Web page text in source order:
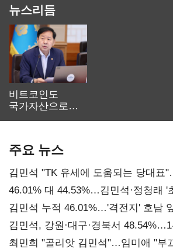
뉴스리듬
비트코인도
국가자산으로…'
주요 뉴스
김민석 "TK 유세에 도움되는 당대표
대표된 양 당직 배분"
46.01% 대 44.53%…김민석·정청래 '
김민석 누적 46.01%…'격전지' 호남
(2보)
김민석, 강원·대구·경북서
최민희 "골리앗 김민석"…임미애 "부